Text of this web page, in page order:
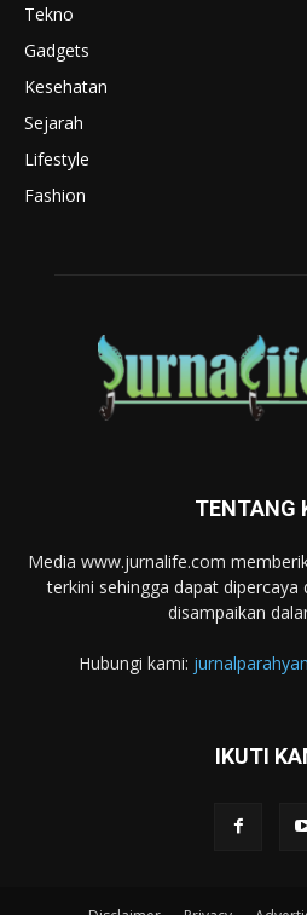
Tekno
Gadgets
Kesehatan
Sejarah
Lifestyle
Fashion
TENTANG
Media www.jurnalife.com
terkini sehingga dapat
disampaikan
Hubungi kami:
IKUTI